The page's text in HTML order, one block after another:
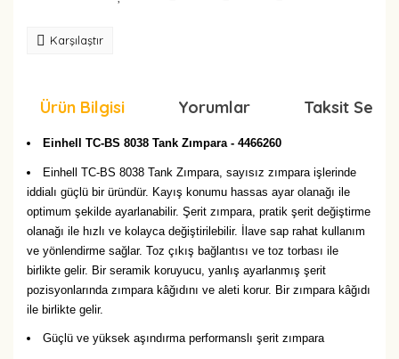
Karşılaştır
Ürün Bilgisi Yorumlar Taksit
Einhell TC-BS 8038 Tank Zımpara - 4466260
Einhell TC-BS 8038 Tank Zımpara, sayısız zımpara işlerinde
iddialı güçlü bir üründür. Kayış konumu hassas ayar olanağı ile
optimum şekilde ayarlanabilir. Şerit zımpara, pratik şerit değiştirme
olanağı ile hızlı ve kolayca değiştirilebilir. İlave sap rahat kullanım
ve yönlendirme sağlar. Toz çıkış bağlantısı ve toz torbası ile
birlikte gelir. Bir seramik koruyucu, yanlış ayarlanmış şerit
pozisyonlarında zımpara kâğıdını ve aleti korur. Bir zımpara kâğıdı
ile birlikte gelir.
Güçlü ve yüksek aşındırma performanslı şerit zımpara